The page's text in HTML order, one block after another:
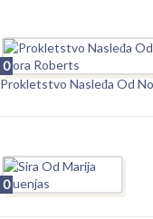
0
Prokletstvo Nasleđa Od
0